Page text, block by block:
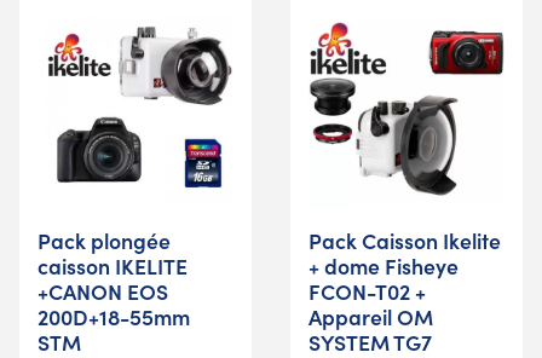
Pack plongée
caisson IKELITE
+CANON EOS
200D+18-55mm
STM
Pack Caisson Ikelite
+ dome Fisheye
FCON-T02 +
Appareil OM
SYSTEM TG7